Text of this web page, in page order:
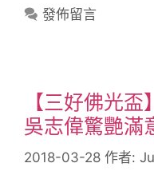
發佈留言
【三好佛光
吳志偉驚艷滿
2018-03-28 作者: